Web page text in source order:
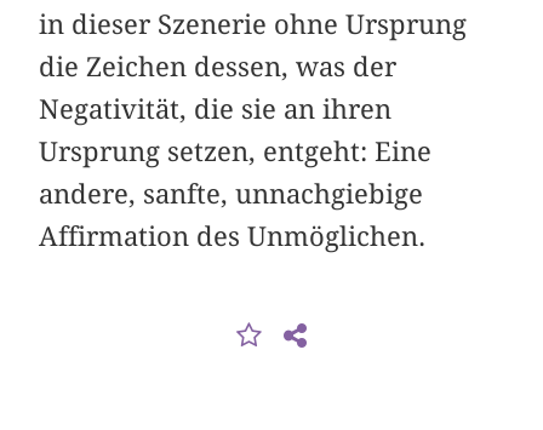
in dieser Szenerie ohne Ursprung
die Zeichen dessen, was der
Negativität, die sie an ihren
Ursprung setzen, entgeht: Eine
andere, sanfte, unnachgiebige
Affirmation des Unmöglichen.